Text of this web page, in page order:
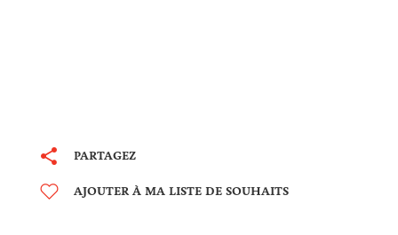
PARTAGEZ
AJOUTER À MA LISTE DE SOUHAITS